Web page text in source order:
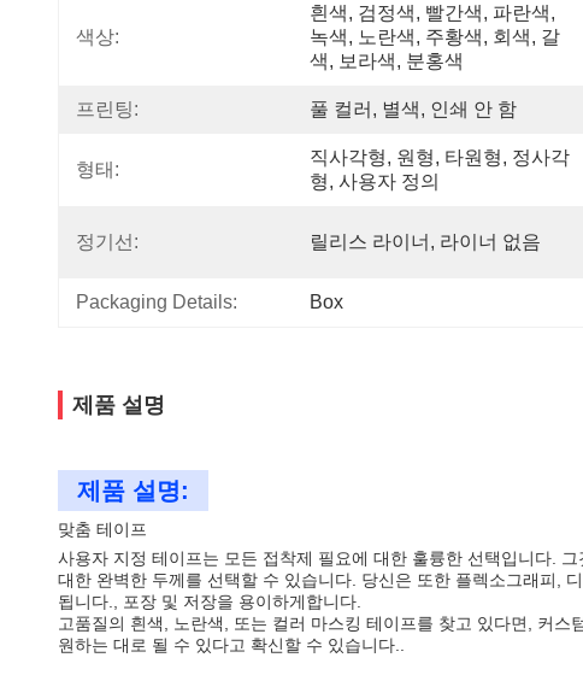
색상:
흰색, 검정색, 빨간색, 파란색,
녹색, 노란색, 주황색, 회색, 갈
색, 보라색, 분홍색
프린팅: 풀 컬러, 별색, 인쇄 안 함
형태:
직사각형, 원형, 타원형, 정사각
형, 사용자 정의
정기선: 릴리스 라이너, 라이너 없음
Packaging Details: Box
제품 설명
제품 설명:
맞춤 테이프
사용자 지정 테이프는 모든 접착제 필요에 대한 훌륭한 선택입니다.
대한 완벽한 두께를 선택할 수 있습니다. 당신은 또한 플렉소그래피,
됩니다., 포장 및 저장을 용이하게합니다.
고품질의 흰색, 노란색, 또는 컬러 마스킹 테이프를 찾고 있다면, 커
원하는 대로 될 수 있다고 확신할 수 있습니다..